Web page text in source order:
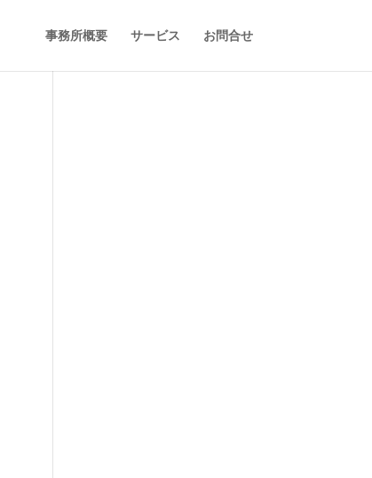
事務所概要 サービス お問合せ